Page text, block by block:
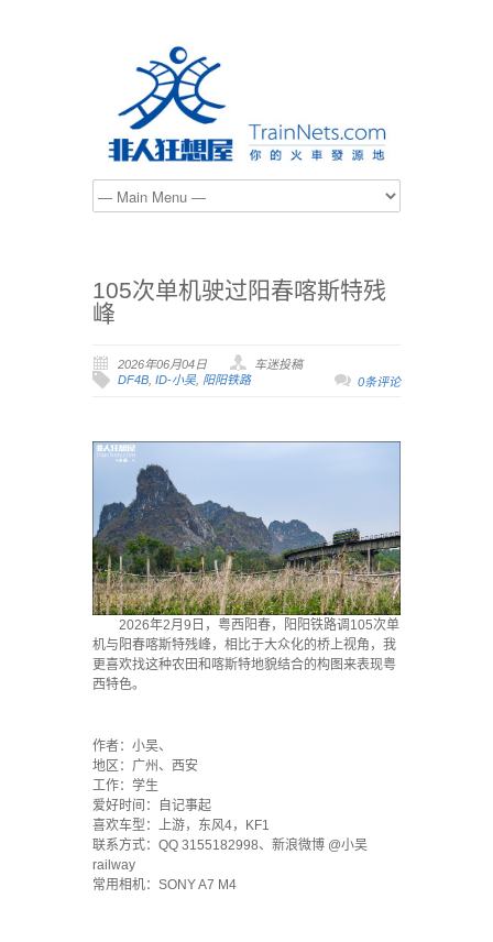
105次单机驶过阳春喀斯特残
峰
2026年06月04日
车迷投稿
DF4B, ID-小吴, 阳阳铁路 0条评论
2026年2月9日，粤西阳春，阳阳铁路调105次单
机与阳春喀斯特残峰，相比于大众化的桥上视角，我
更喜欢找这种农田和喀斯特地貌结合的构图来表现粤
西特色。
作者：小吴、
地区：广州、西安
工作：学生
爱好时间：自记事起
喜欢车型：上游，东风4，KF1
联系方式：QQ 3155182998、新浪微博 @小吴
railway
常用相机：SONY A7 M4